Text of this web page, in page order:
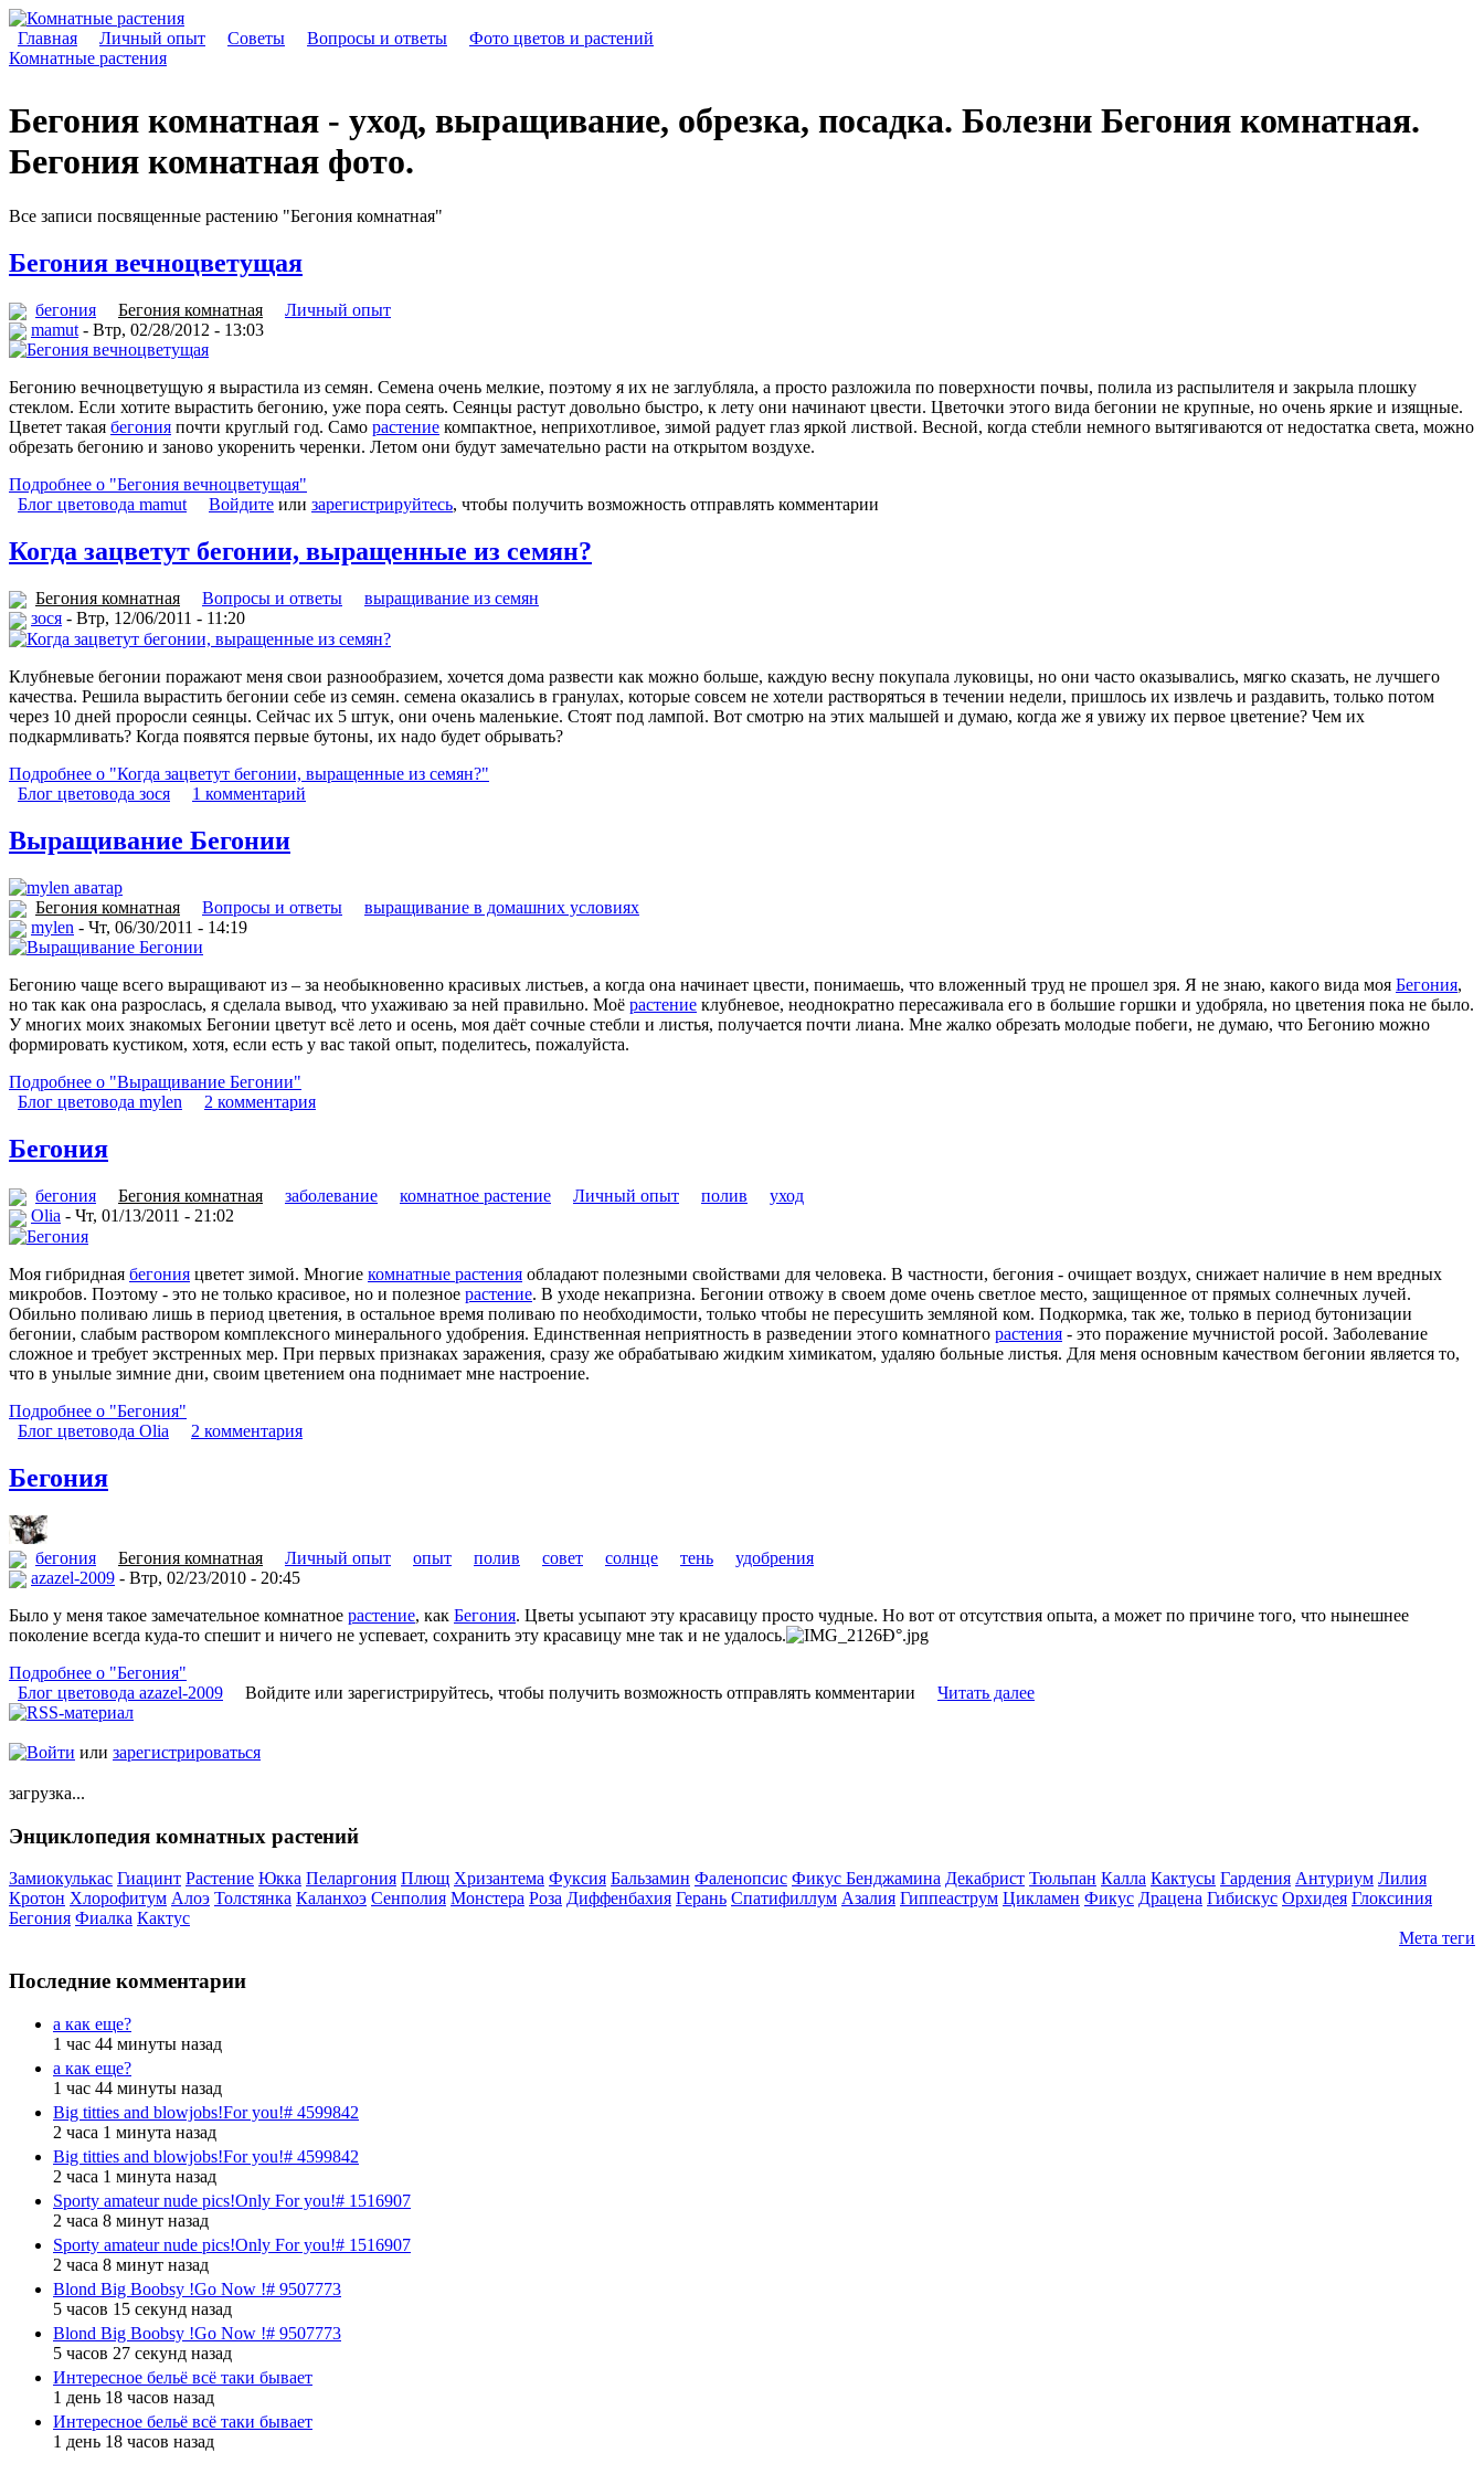
Главная Личный опыт Советы Вопросы и ответы
Фото цветов и растений
Комнатные растения
Бегония комнатная - уход, выращивание, обрезка, посадка. Болезни Бегония комнатная.
Бегония комнатная фото.
Все записи посвященные растению "Бегония комнатная"
Бегония вечноцветущая
бегония Бегония комнатная
Личный опыт
mamut - Втр, 02/28/2012 - 13:03
Бегонию вечноцветущую я вырастила из семян. Семена очень мелкие, поэтому я их не заглубляла, а просто разложила по поверхности почвы, полила из распылителя и закрыла плошку
стеклом. Если хотите вырастить бегонию, уже пора сеять. Сеянцы растут довольно быстро, к лету они начинают цвести. Цветочки этого вида бегонии не крупные, но очень яркие и изящные.
Цветет такая бегония почти круглый год. Само растение компактное, неприхотливое, зимой радует глаз яркой листвой. Весной, когда стебли немного вытягиваются от недостатка света, можно
обрезать бегонию и заново укоренить черенки. Летом они будут замечательно расти на открытом воздухе.
Подробнее о "Бегония вечноцветущая"
Блог цветовода mamut
Войдите или зарегистрируйтесь, чтобы получить возможность отправлять комментарии
Когда зацветут бегонии, выращенные из семян?
Бегония комнатная Вопросы и ответы
выращивание из семян
зося - Втр, 12/06/2011 - 11:20
Клубневые бегонии поражают меня свои разнообразием, хочется дома развести как можно больше, каждую весну покупала луковицы, но они часто оказывались, мягко сказать, не лучшего
качества. Решила вырастить бегонии себе из семян. семена оказались в гранулах, которые совсем не хотели растворяться в течении недели, пришлось их извлечь и раздавить, только потом
через 10 дней проросли сеянцы. Сейчас их 5 штук, они очень маленькие. Стоят под лампой. Вот смотрю на этих малышей и думаю, когда же я увижу их первое цветение? Чем их
подкармливать? Когда появятся первые бутоны, их надо будет обрывать?
Подробнее о "Когда зацветут бегонии, выращенные из семян?"
Блог цветовода зося
1 комментарий
Выращивание Бегонии
Бегония комнатная Вопросы и ответы
выращивание в домашних условиях
mylen - Чт, 06/30/2011 - 14:19
Бегонию чаще всего выращивают из – за необыкновенно красивых листьев, а когда она начинает цвести, понимаешь, что вложенный труд не прошел зря. Я не знаю, какого вида моя Бегония,
но так как она разрослась, я сделала вывод, что ухаживаю за ней правильно. Моё растение клубневое, неоднократно пересаживала его в большие горшки и удобряла, но цветения пока не было.
У многих моих знакомых Бегонии цветут всё лето и осень, моя даёт сочные стебли и листья, получается почти лиана. Мне жалко обрезать молодые побеги, не думаю, что Бегонию можно
формировать кустиком, хотя, если есть у вас такой опыт, поделитесь, пожалуйста.
Подробнее о "Выращивание Бегонии"
Блог цветовода mylen
2 комментария
Бегония
бегония Бегония комнатная заболевание комнатное растение Личный опыт полив
уход
Olia - Чт, 01/13/2011 - 21:02
Моя гибридная бегония цветет зимой. Многие комнатные растения обладают полезными свойствами для человека. В частности, бегония - очищает воздух, снижает наличие в нем вредных
микробов. Поэтому - это не только красивое, но и полезное растение. В уходе некапризна. Бегонии отвожу в своем доме очень светлое место, защищенное от прямых солнечных лучей.
Обильно поливаю лишь в период цветения, в остальное время поливаю по необходимости, только чтобы не пересушить земляной ком. Подкормка, так же, только в период бутонизации
бегонии, слабым раствором комплексного минерального удобрения. Единственная неприятность в разведении этого комнатного растения - это поражение мучнистой росой. Заболевание
сложное и требует экстренных мер. При первых признаках заражения, сразу же обрабатываю жидким химикатом, удаляю больные листья. Для меня основным качеством бегонии является то,
что в унылые зимние дни, своим цветением она поднимает мне настроение.
Подробнее о "Бегония"
Блог цветовода Olia
2 комментария
Бегония
бегония Бегония комнатная Личный опыт опыт полив совет солнце тень
удобрения
azazel-2009 - Втр, 02/23/2010 - 20:45
Было у меня такое замечательное комнатное растение, как Бегония. Цветы усыпают эту красавицу просто чудные. Но вот от отсутствия опыта, а может по причине того, что нынешнее
поколение всегда куда-то спешит и ничего не успевает, сохранить эту красавицу мне так и не удалось.
Подробнее о "Бегония"
Блог цветовода azazel-2009
Войдите или зарегистрируйтесь, чтобы получить возможность отправлять комментарии Читать далее
Войти или зарегистрироваться
загрузка...
Энциклопедия комнатных растений
Замиокулькас Гиацинт Растение Юкка Пеларгония Плющ Хризантема Фуксия Бальзамин Фаленопсис Фикус Бенджамина Декабрист Тюльпан Калла Кактусы Гардения Антуриум Лилия
Кротон Хлорофитум Алоэ Толстянка Каланхоэ Сенполия Монстера Роза Диффенбахия Герань Спатифиллум Азалия Гиппеаструм Цикламен Фикус Драцена Гибискус Орхидея Глоксиния
Бегония Фиалка Кактус
Мета теги
Последние комментарии
а как еще?
1 час 44 минуты назад
а как еще?
1 час 44 минуты назад
Big titties and blowjobs!For you!# 4599842
2 часа 1 минута назад
Big titties and blowjobs!For you!# 4599842
2 часа 1 минута назад
Sporty amateur nude pics!Only For you!# 1516907
2 часа 8 минут назад
Sporty amateur nude pics!Only For you!# 1516907
2 часа 8 минут назад
Blond Big Boobsy !Go Now !# 9507773
5 часов 15 секунд назад
Blond Big Boobsy !Go Now !# 9507773
5 часов 27 секунд назад
Интересное бельё всё таки бывает
1 день 18 часов назад
Интересное бельё всё таки бывает
1 день 18 часов назад